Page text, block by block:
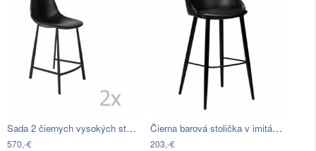
Sada 2 čiernych vysokých stoličiek…
570,-€
Čierna barová stolička v imitácii kože…
203,-€